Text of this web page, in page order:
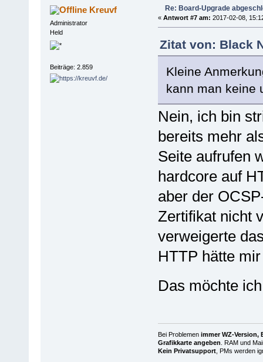
Kreuvf
Administrator
Held
Beiträge: 2.859
Re: Board-Upgrade
« Antwort #7 am: 2017-02-08,
Zitat von: Black
Kleine
kann man keine
Nein, ich bin
bereits mehr
Seite aufrufen
hardcore auf
aber der
Zertifikat nicht
verweigerte
HTTP hätte
Das möchte
Bei Problemen immer WZ-Version,
Grafikkarte angeben . RAM und
Kein Privatsupport, PMs werden